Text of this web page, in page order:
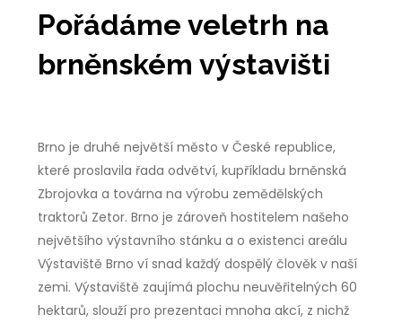
Pořádáme veletrh na
brněnském výstavišti
Brno je druhé největší město v České republice,
které proslavila řada odvětví, kupříkladu brněnská
Zbrojovka a továrna na výrobu zemědělských
traktorů Zetor. Brno je zároveň hostitelem našeho
největšího výstavního stánku a o existenci areálu
Výstaviště Brno ví snad každý dospělý člověk v naší
zemi. Výstaviště zaujímá plochu neuvěřitelných 60
hektarů, slouží pro prezentaci mnoha akcí, z nichž